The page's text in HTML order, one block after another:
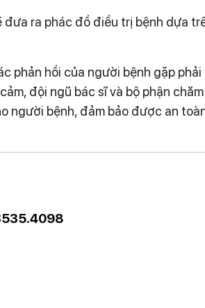
đưa ra phác đồ điều trị bệnh dựa
phản hồi của người bệnh gặp
đội ngũ bác sĩ và bộ phận
người bệnh, đảm bảo được an